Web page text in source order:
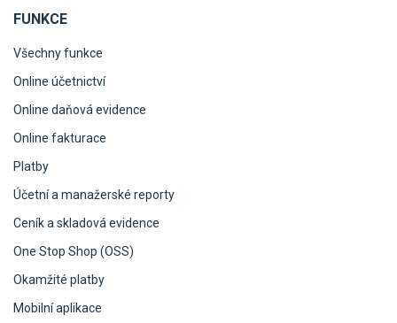
FUNKCE
Všechny funkce
Online účetnictví
Online daňová evidence
Online fakturace
Platby
Účetní a manažerské reporty
Ceník a skladová evidence
One Stop Shop (OSS)
Okamžité platby
Mobilní aplikace